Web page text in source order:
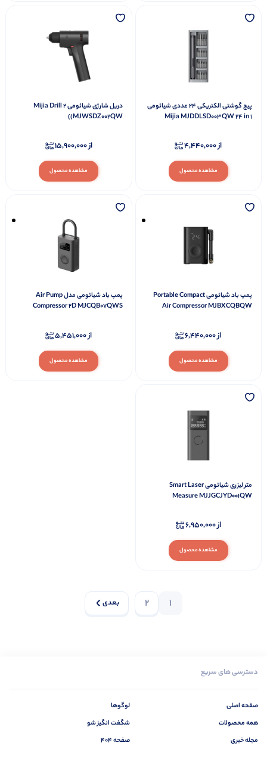
پیچ گوشتی الکتریکی 24 عددی شیائومی
Mijia MJDDLSD003QW 24 in 1
مشاهده محصول
از4,440,000
دریل شارژی شیائومی Mijia Drill 2
(MJWSDZ002QW)
مشاهده محصول
از15,900,000
پمپ باد شیائومی Portable Compact
Air Compressor MJBXCQBQW
مشاهده محصول
از6,440,000
پمپ باد شیائومی مدل Air Pump
Compressor 2D MJCQB07QWS
مشاهده محصول
از5,451,000
متر لیزری شیائومی Smart Laser
Measure MJJGCJYD001QW
مشاهده محصول
از6,950,000
1
2 بعدی
دسترسی های سریع
صفحه اصلی
همه محصولات
مجله خبری
لوگوها
شگفت انگیز شو
صفحه 404